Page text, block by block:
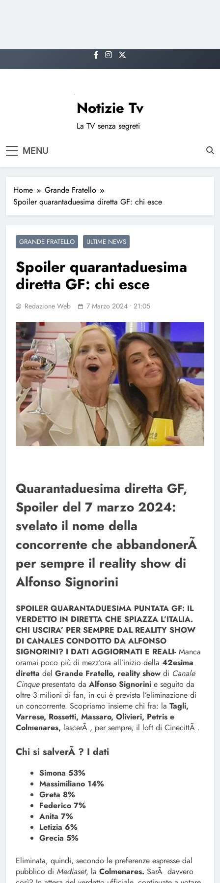
to
Notizie Tv
La TV senza segreti
MENU
Home
Grande Fratello
Spoiler quarantaduesima diretta GF: chi esce
GRANDE FRATELLO ULTIME NEWS
Spoiler quarantaduesima
diretta GF: chi esce
Redazione Web 7 Marzo 2024 • 21:05
Quarantaduesima diretta GF,
Spoiler del 7 marzo 2024:
svelato il nome della
concorrente che abbandonerÃ
per sempre il reality show di
Alfonso Signorini
SPOILER QUARANTADUESIMA PUNTATA GF: IL
VERDETTO IN DIRETTA CHE SPIAZZA L’ITALIA.
CHI USCIRA’ PER SEMPRE DAL REALITY SHOW
DI CANALE5 CONDOTTO DA ALFONSO
SIGNORINI? I DATI AGGIORNATI E REALI- Manca
oramai poco più di mezz’ora all’inizio della 42esima
diretta del Grande Fratello, reality show di Canale
Cinquepresentato da Alfonso Signorini e seguito da
oltre 3 milioni di fan, in cui è prevista l’eliminazione di
un concorrente. Scopriamo insieme chi fra: la Tagli,
Varrese, Rossetti, Massaro, Olivieri, Petris e
Colmenares, lascerÃ , per sempre, il loft di CinecittÃ .
Chi si salverÃ ? I dati
Simona 53%
Massimiliano 14%
Greta 8%
Federico 7%
Anita 7%
Letizia 6%
Grecia 5%
Eliminata, quindi, secondo le preferenze espresse dal
pubblico di Mediaset, la Colmenares. SarÃ davvero